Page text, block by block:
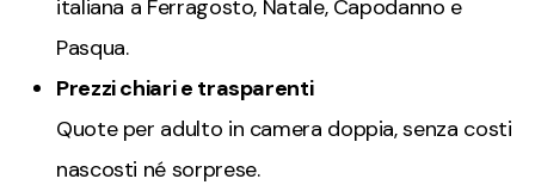
italiana a Ferragosto, Natale, Capodanno e
Pasqua.
Prezzi chiari e trasparenti
Quote per adulto in camera doppia, senza costi
nascosti né sorprese.